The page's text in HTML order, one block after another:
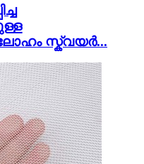
സ്ക്വയർ...